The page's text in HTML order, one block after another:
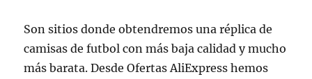
Son sitios donde obtendremos una réplica de
camisas de futbol con más baja calidad y mucho
más barata. Desde Ofertas AliExpress hemos